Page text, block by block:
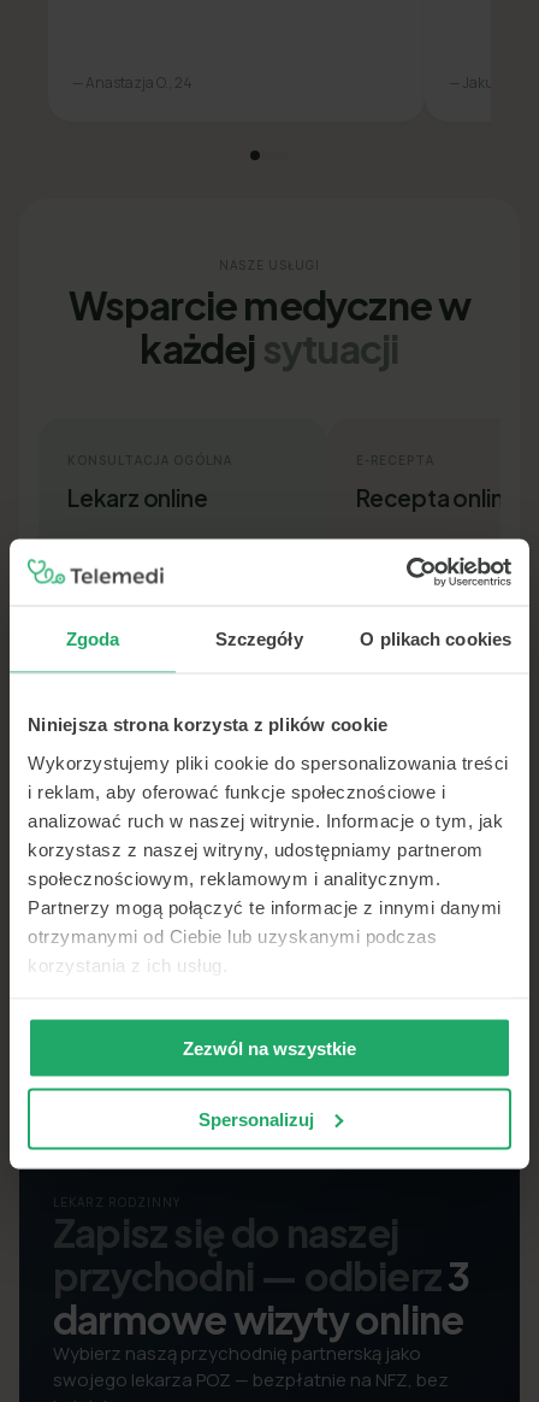
Zgoda Szczegóły O plikach cookies
Niniejsza strona korzysta z plików cookie
Wykorzystujemy pliki cookie do spersonalizowania treści
i reklam, aby oferować funkcje społecznościowe i
analizować ruch w naszej witrynie. Informacje o tym, jak
korzystasz z naszej witryny, udostępniamy partnerom
społecznościowym, reklamowym i analitycznym.
Partnerzy mogą połączyć te informacje z innymi danymi
otrzymanymi od Ciebie lub uzyskanymi podczas
korzystania z ich usług.
Zezwól na wszystkie
Spersonalizuj
— Anastazja O., 24 — Jakub L., 31
NASZE USŁUGI
Wsparcie medyczne w
każdej sytuacji
Lekarz online
Lekarz pierwszego kontaktu w 15
minut — wideo, telefon lub czat.
E-RECEPTA
Recepta online
Nowa recepta lub
leków bez wizyty osobiście.
LEKARZ RODZINNY
Zapisz się do naszej
przychodni — odbierz3
darmowe wizyty online
Wybierz naszą przychodnię partnerską jako
swojego lekarza POZ — bezpłatnie na NFZ, bez